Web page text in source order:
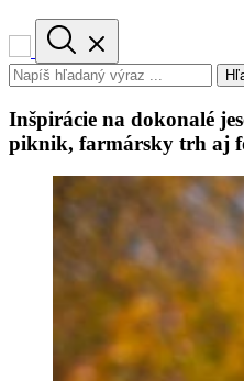
Inšpirácie na dokonalé
piknik, farmársky trh aj